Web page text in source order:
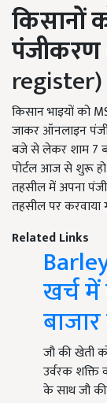
किसानों
पंजीकरण
register)
किसान भाइयों को
जाकर ऑनलाइन
बजे से लेकर शाम 7
पोर्टल आज से शुरू
तहसील में अपना
तहसील पर करवाया
Related Links
खर्च
जौ की खेती
उर्वरक शक्ति
के साथ जौ